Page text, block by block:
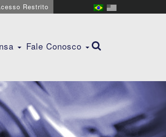
Restrito
Fale Conosco